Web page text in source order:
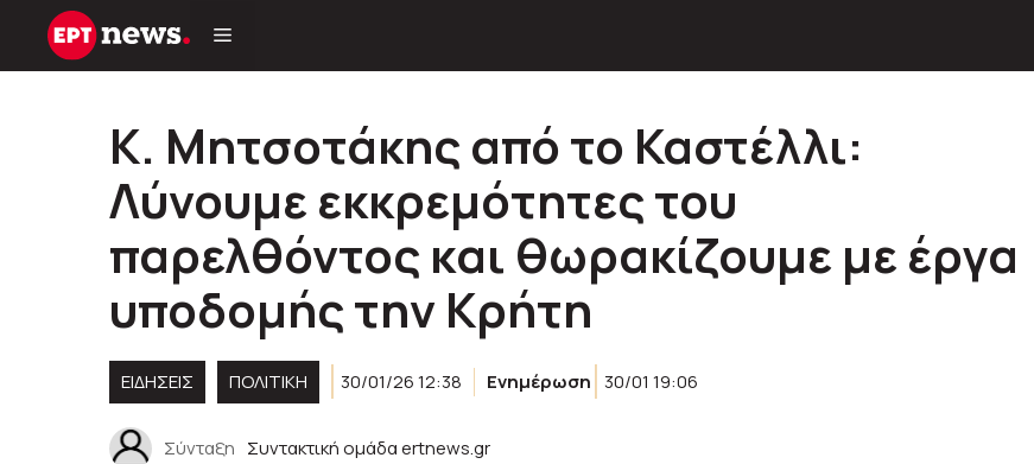
Μετάβαση
Κ. Μητσοτάκης από το Καστέλλι:
Λύνουμε εκκρεμότητες του
παρελθόντος και θωρακίζουμε με έργα
υποδομής την Κρήτη
ΕΙΔΗΣΕΙΣ ΠΟΛΙΤΙΚΉ 30/01/26 12:38 Ενημέρωση 30/01 19:06
Σύνταξη Συντακτική ομάδα ertnews.gr